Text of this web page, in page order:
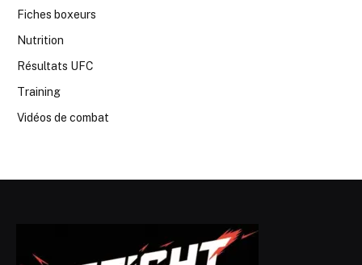
Fiches boxeurs
Nutrition
Résultats UFC
Training
Vidéos de combat